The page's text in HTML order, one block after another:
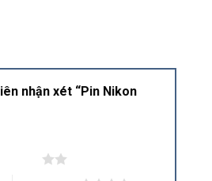
nhận xét “Pin Nikon